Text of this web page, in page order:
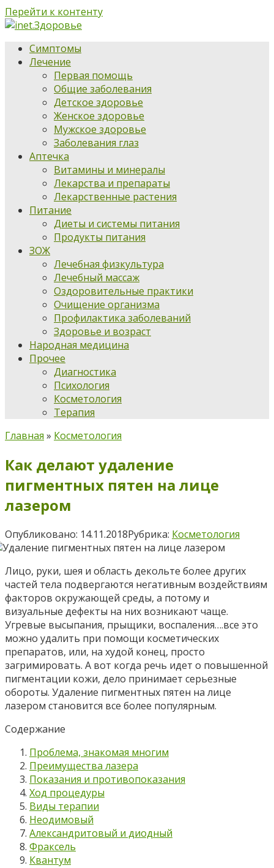
Перейти к контенту
Симптомы
Лечение
Первая помощь
Общие заболевания
Детское здоровье
Женское здоровье
Мужское здоровье
Заболевания глаз
Аптечка
Витамины и минералы
Лекарства и препараты
Лекарственные растения
Питание
Диеты и системы питания
Продукты питания
ЗОЖ
Лечебная физкультура
Лечебный массаж
Оздоровительные практики
Очищение организма
Профилактика заболеваний
Здоровье и возраст
Народная медицина
Прочее
Диагностика
Психология
Косметология
Терапия
Главная » Косметология
Как делают удаление
пигментных пятен на лице
лазером
Опубликовано: 14.11.2018Рубрика: Косметология
Лицо, руки, шея и область декольте более других
частей тела подвергаются негативным воздействиям
факторов окружающей среды, а потому и
визуальные дефекты на них возникают чаще.
Угревые высыпания, прыщики, воспаления….все это
можно удалить при помощи косметических
препаратов, или, на худой конец, просто
загримировать. А вот когда речь идет о повышенной
пигментации кожи, дело принимает серьезные
обороты. Удаление пигментных пятен на лице
лазером становится все более популярным.
Содержание
Проблема, знакомая многим
Преимущества лазера
Показания и противопоказания
Ход процедуры
Виды терапии
Неодимовый
Александритовый и диодный
Фраксель
Квантум